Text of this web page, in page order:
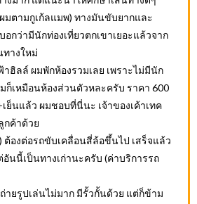
มตามกูเก้ลแมพ) ทางมันขับยากและ
กว่ามีนักท่องเที่ยวตกเขาเยอะแล้วจาก
ทางใหม่
ฮิลล์ ผมพักห้องรวมเลย เพราะไม่มีนัก
ก็เหมือนห้องส่วนตัวหละครับ ราคา 600
ย็นแล้ว ผมชอบที่นี่นะ เจ้าของเค้าเทค
กค้าด้วย
ต้องต่อรถขับเคลื่อนสี่ล้อขึ้นไป เสร็จแล้ว
อันนี้เป็นทางเก่านะครับ (ค่าบริการรถ
ายรูปเล่นไม่มาก มีรั้วกั้นด้วย แต่ก็ข้าม